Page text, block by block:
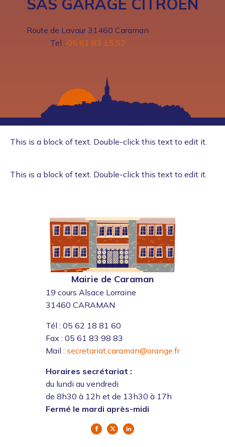
SAS GARAGE CITROEN
Route de Lavaur 31460 Caraman
Tel : 05 61 83 15 52
This is a block of text. Double-click this text to edit it.
This is a block of text. Double-click this text to edit it.
Mairie de Caraman
19 cours Alsace Lorraine
31460 CARAMAN
Tél : 05 62 18 81 60
Fax : 05 61 83 98 83
Mail : secretariat.caraman@orange.fr
Horaires secrétariat :
du lundi au vendredi
de 8h30 à 12h et de 13h30 à 17h
Fermé le mardi après-midi